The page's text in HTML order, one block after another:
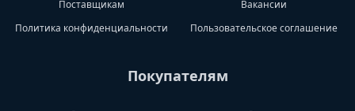
Поставщикам
Вакансии
Политика конфиденциальности
Пользовательское соглашение
Покупателям